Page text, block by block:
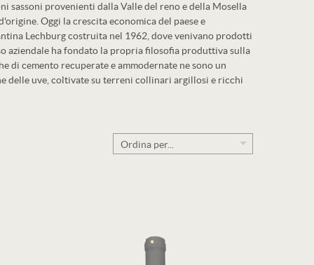
sassoni provenienti dalla Valle del reno e della Mosella
Oggi la crescita economica del paese e
Lechburg costruita nel 1962, dove venivano prodotti
aziendale ha fondato la propria filosofia produttiva sulla
cemento recuperate e ammodernate ne sono un
delle uve, coltivate su terreni collinari argillosi e ricchi
Ordina per...